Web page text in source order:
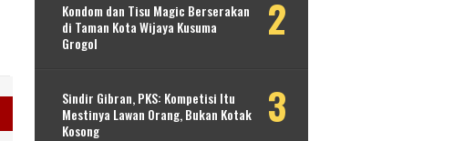
Kondom dan Tisu Magic Berserakan
di Taman Kota Wijaya Kusuma
Grogol
Sindir Gibran, PKS: Kompetisi Itu
Mestinya Lawan Orang, Bukan Kotak
Kosong